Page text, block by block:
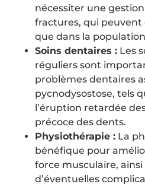
nécessiter une
fractures, qui
que dans la
Soins dentaires :Les
réguliers sont
problèmes dentaires
pycnodysostose, tels
l’éruption retardée
précoce des dents.
Physiothérapie :La
bénéfique pour
force musculaire,
d’éventuelles